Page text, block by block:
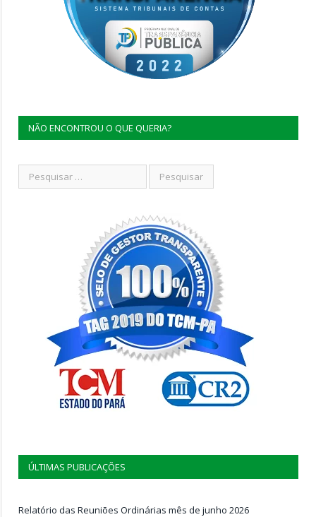
NÃO ENCONTROU O QUE QUERIA?
ÚLTIMAS PUBLICAÇÕES
Relatório das Reuniões Ordinárias mês de junho 2026